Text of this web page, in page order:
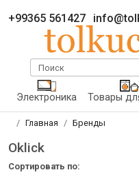
+99365 561427
Поиск
Электроника Товары
Главная Бренды
Oklick
Сортировать по: